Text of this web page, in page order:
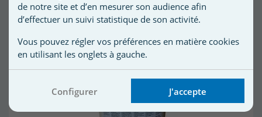
-36,60 €
votre
liste
de notre site et d’en mesurer son audience afin
d’effectuer un suivi statistique de son activité.
Vous pouvez régler vos préférences en matière cookies
en utilisant les onglets à gauche.
Configurer J'accepte